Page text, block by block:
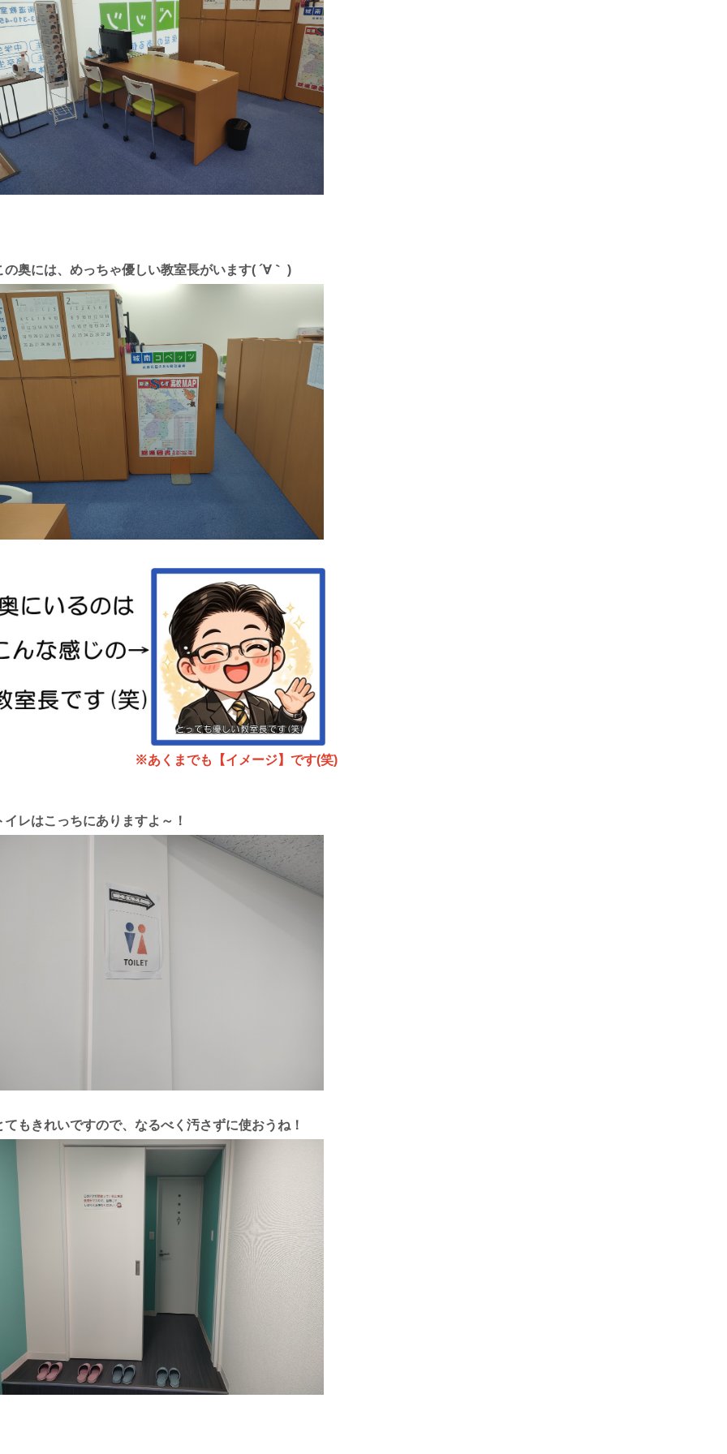
奥には、めっちゃ優しい教室長がいます( ´∀｀ )
※あくまでも【イメージ】です(笑)
レはこっちにありますよ～！
もきれいですので、なるべく汚さずに使おうね！